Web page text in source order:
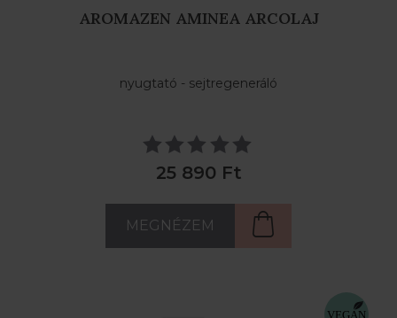
AROMAZEN AMINEA ARCOLAJ
nyugtató - sejtregeneráló
25 890 Ft
MEGNÉZEM